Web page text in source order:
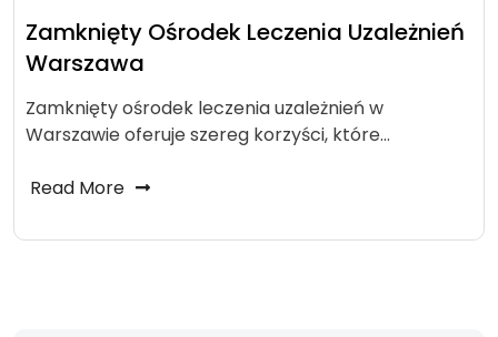
Zamknięty Ośrodek Leczenia Uzależnień
Warszawa
Zamknięty ośrodek leczenia uzależnień w
Warszawie oferuje szereg korzyści, które…
Read More